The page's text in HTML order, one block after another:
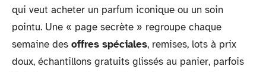
qui veut acheter un parfum iconique ou un soin
pointu. Une « page secrète » regroupe chaque
semaine des offres spéciales, remises, lots à prix
doux, échantillons gratuits glissés au panier, parfois